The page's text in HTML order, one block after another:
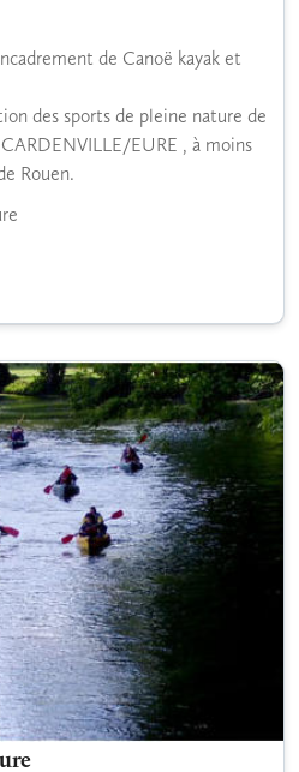
de Canoë kayak et
des sports de pleine nature de
EURE , à moins
Rouen.